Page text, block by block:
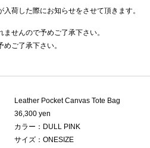
荷した際にお知らせをさせて頂きます。
せんので予めご了承下さい。
ご了承下さい。
Leather Pocket Canvas Tote Bag
36,300 yen
カラー：DULL PINK
サイズ：ONESIZE